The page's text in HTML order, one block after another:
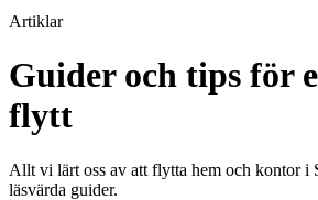
Artiklar
Guider och tips för
flytt
Allt vi lärt oss av att flytta hem och kontor i
läsvärda guider.